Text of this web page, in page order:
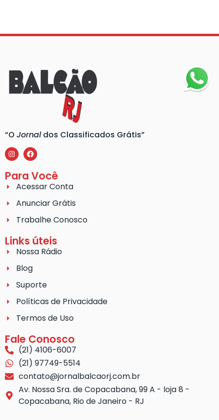
“O Jornaldos Classificados Grátis”
Para Você
Acessar Conta
Anunciar Grátis
Trabalhe Conosco
Links úteis
Nossa Rádio
Blog
Suporte
Políticas de Privacidade
Termos de Uso
Fale Conosco
(21) 4106-6007
(21) 97749-5514
contato@jornalbalcaorj.com.br
Av. Nossa Sra. de Copacabana, 99 A - loja 8 -
Copacabana, Rio de Janeiro - RJ